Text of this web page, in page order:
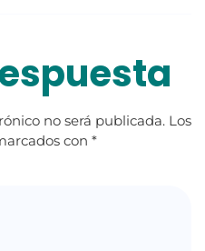
no será publicada. Los
con *